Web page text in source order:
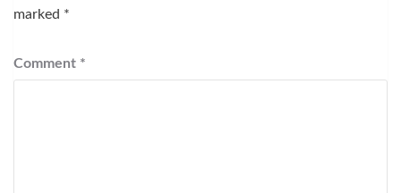
marked *
Comment *